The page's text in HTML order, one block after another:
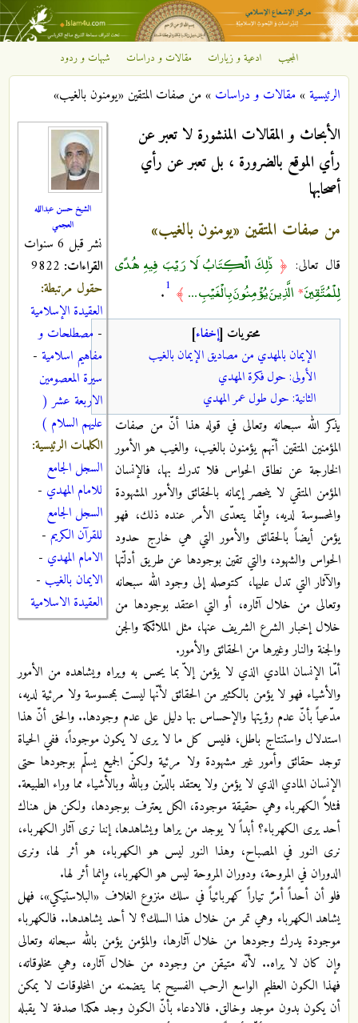
تجاوز إلى المحتوى الرئيسي
مركز
الإشعاع
الإسلامي
المجيب ادعية و زيارات مقالات و دراسات شبهات و ردود
أنت هنا
الرئيسية»مقالات و دراسات »من صفات المتقين «يومنون بالغيب»
الشيخ حسن عبدالله
العجمي
نشر قبل 6 سنوات
القراءات:
حقول مرتبطة:
العقيدة الإسلامية
- مصطلحات و
مفاهيم اسلامية -
سيرة المعصومين
الاربعة عشر (
عليهم السلام )
الكلمات الرئيسية:
السجل الجامع
للامام المهدي -
السجل الجامع
للقرآن الكريم -
الامام المهدي -
الايمان بالغيب -
العقيدة الاسلامية
الأبحاث و المقالات المنشورة لا تعبر عن
رأي الموقع بالضرورة ، بل تعبر عن رأي
أصحابها
من صفات المتقين «يومنون بالغيب»
قال تعالى: ﴿ذَٰلِكَ الْكِتَابُ لَا رَيْبَ فِيهِ هُدًى
لِلْمُتَّقِينَ* الَّذِينَ يُؤْمِنُونَ بِالْغَيْبِ ... ﴾ 1
.
محتويات [إخفاء]
الإيمان بالمهدي من مصاديق الإيمان بالغيب
الأولى: حول فكرة المهدي
الثانية: حول طول عمر المهدي
يذكر الله سبحانه وتعالى في قوله هذا أنّ من صفات
المؤمنين المتقين أنّهم يؤمنون بالغيب، والغيب هو الأمور
الخارجة عن نطاق الحواس فلا تدرك بها، فالإنسان
المؤمن المتقي لا ينحصر إيمانه بالحقائق والأمور المشهودة
والمحسوسة لديه، وإنّما يتعدّى الأمر عنده ذلك، فهو
يؤمن أيضاً بالحقائق والأمور التي هي خارج حدود
الحواس والشهود، والتي تقين بوجودها عن طريق أدلّتها
والآثار التي تدل عليها، كتوصله إلى وجود الله سبحانه
وتعالى من خلال آثاره، أو التي اعتقد بوجودها من
خلال إخبار الشرع الشريف عنها، مثل الملائكة والجن
والجنة والنار وغيرها من الحقائق والأمور.
أمّا الإنسان المادي الذي لا يؤمن إلاّ بما يحس به ويراه ويشاهده من الأمور
والأشياء فهو لا يؤمن بالكثير من الحقائق لأنّها ليست بمحسوسة ولا مرئية لديه،
مدّعياً بأنّ عدم رؤيتها والإحساس بها دليل على عدم وجودها.. والحق أنّ هذا
استدلال واستنتاج باطل، فليس كل ما لا يرى لا يكون موجوداً، ففي الحياة
توجد حقائق وأمور غير مشهودة ولا مرئية ولكنّ الجميع يسلّم بوجودها حتى
الإنسان المادي الذي لا يؤمن ولا يعتقد بالدّين وبالله وبالأشياء مما وراء الطبيعة.
فمثلاً الكهرباء وهي حقيقة موجودة، الكل يعترف بوجودها، ولكن هل هناك
أحد يرى الكهرباء؟ أبداً لا يوجد من يراها ويشاهدها، إننا نرى آثار الكهرباء،
نرى النور في المصباح، وهذا النور ليس هو الكهرباء، هو أثر لها، ونرى
الدوران في المروحة، ودوران المروحة ليس هو الكهرباء، وإنما أثر لها.
فلو أن أحداً أمرَّ تياراً كهربائياً في سلك منزوع الغلاف «البلاستيكي»، فهل
يشاهد الكهرباء وهي تمر من خلال هذا السلك؟ لا أحد يشاهدها.. فالكهرباء
موجودة يدرك وجودها من خلال آثارها، والمؤمن يؤمن بالله سبحانه وتعالى
وإن كان لا يراه.. لأنّه متيقن من وجوده من خلال آثاره، وهي مخلوقاته،
فهذا الكون العظيم الواسع الرحب الفسيح بما يتضمنه من المخلوقات لا يمكن
أن يكون بدون موجد وخالق. فالادعاء بأنّ الكون وجد هكذا صدفة لا يقبله